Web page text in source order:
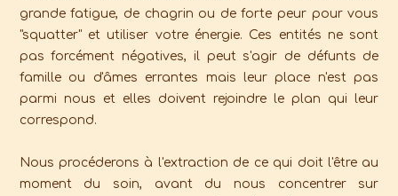
grande fatigue, de chagrin ou de forte peur pour vous
"squatter" et utiliser votre énergie. Ces entités ne sont
pas forcément négatives, il peut s'agir de défunts de
famille ou d'âmes errantes mais leur place n'est pas
parmi nous et elles doivent rejoindre le plan qui leur
correspond.
Nous procéderons à l'extraction de ce qui doit l'être au
moment du soin, avant du nous concentrer sur